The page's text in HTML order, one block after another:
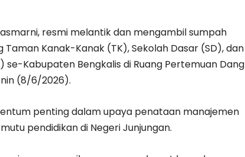
resmi melantik dan mengambil sumpah
Taman Kanak-Kanak (TK), Sekolah Dasar (SD), dan
se-Kabupaten Bengkalis di Ruang Pertemuan Dang
(8/6/2026).
penting dalam upaya penataan manajemen
pendidikan di Negeri Junjungan.